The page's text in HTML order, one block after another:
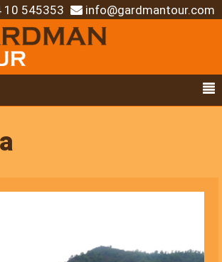
10 545353 info@gardmantour.com